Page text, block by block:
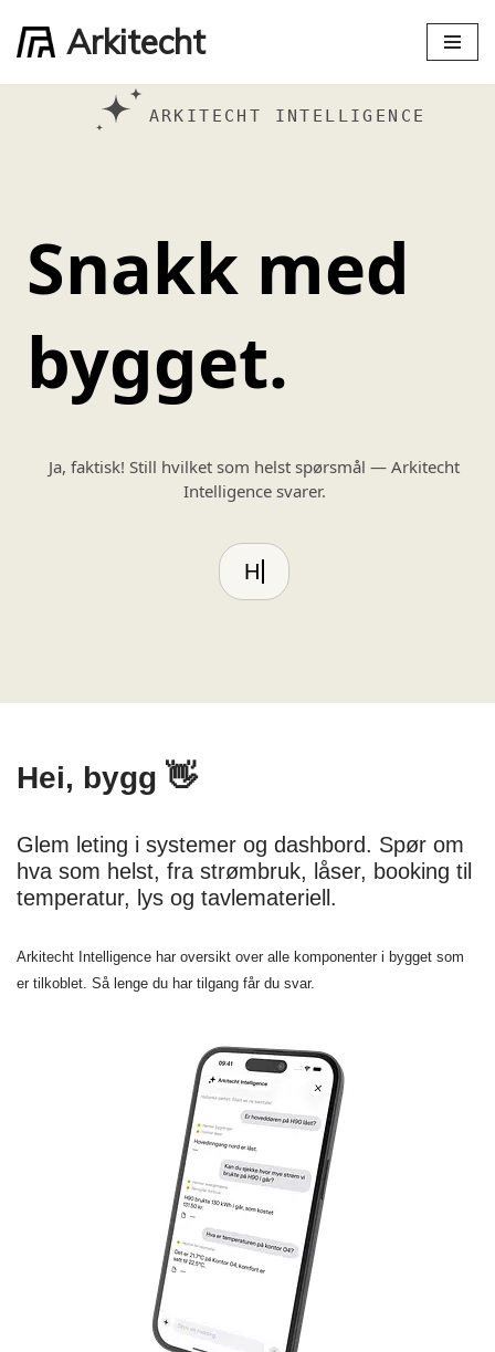
Hopp
til
Arkitecht
Hei, bygg 👋
Glem leting i systemer og dashbord. Spør om
hva som helst, fra strømbruk, låser, booking til
temperatur, lys og tavlemateriell.
Arkitecht Intelligence har oversikt over alle komponenter i bygget som
er tilkoblet. Så lenge du har tilgang får du svar.